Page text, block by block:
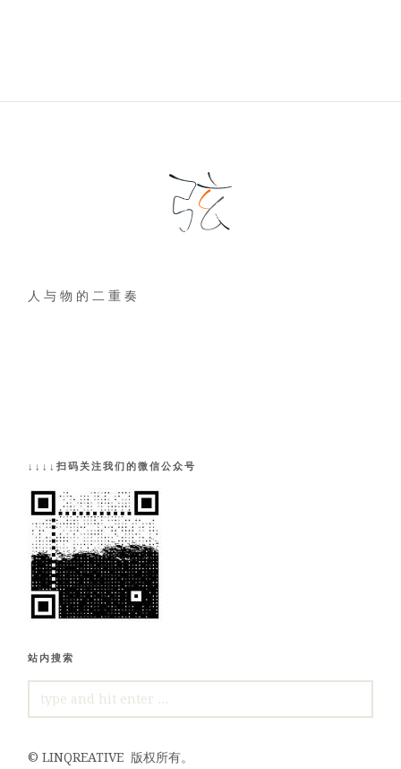
人 与 物 的 二 重 奏
↓↓↓↓扫码关注我们的微信公众号
站内搜索
FOR:
©LINQREATIVE 版权所有。